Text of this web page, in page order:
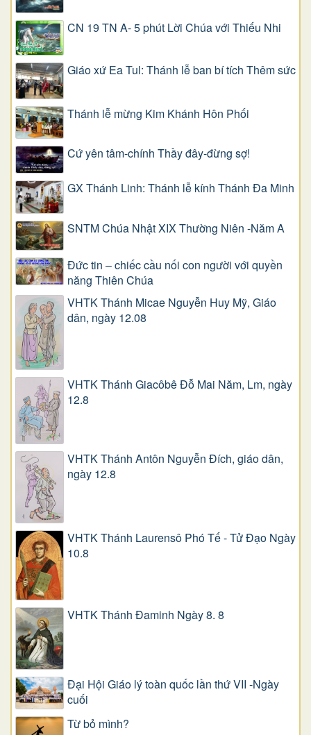
CN 19 TN A- 5 phút Lời Chúa với Thiếu Nhi
Giáo xứ Ea Tul: Thánh lễ ban bí tích Thêm sức
Thánh lễ mừng Kim Khánh Hôn Phối
Cứ yên tâm-chính Thầy đây-đừng sợ!
GX Thánh Linh: Thánh lễ kính Thánh Đa Minh
SNTM Chúa Nhật XIX Thường Niên -Năm A
Đức tin – chiếc cầu nối con người với quyền
năng Thiên Chúa
VHTK Thánh Micae Nguyễn Huy Mỹ, Giáo
dân, ngày 12.08
VHTK Thánh Giacôbê Ðỗ Mai Năm, Lm, ngày
12.8
VHTK Thánh Antôn Nguyễn Ðích, giáo dân,
ngày 12.8
VHTK Thánh Laurensô Phó Tế - Tử Đạo Ngày
10.8
VHTK Thánh Đaminh Ngày 8. 8
Đại Hội Giáo lý toàn quốc lần thứ VII -Ngày
cuối
Từ bỏ mình?